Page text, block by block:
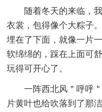
随着冬天的来临，
衣裳，包得像个大粽子
埋在了下面，就像一片
软绵绵的，踩在上面可
玩得可开心了。
一阵西北风＂呼呼
片黄叶也给吹落到了那